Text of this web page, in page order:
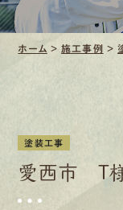
施工事例
採用情報
ホーム >施工事例 >
塗装工事
愛西市 T